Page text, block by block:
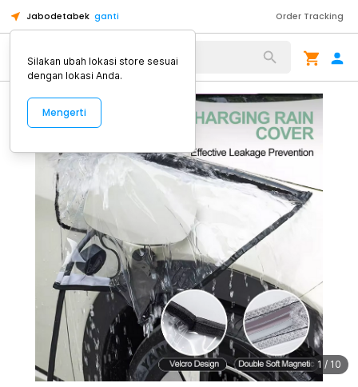
Jabodetabek ganti Order Tracking
Alat Kopi
1 / 10
Silakan ubah lokasi store sesuai
dengan lokasi Anda.
Mengerti